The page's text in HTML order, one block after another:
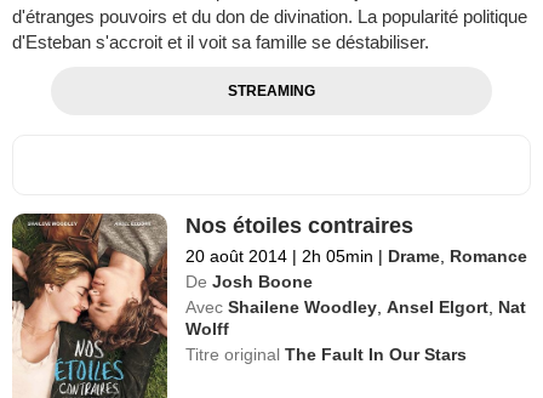
d'étranges pouvoirs et du don de divination. La popularité politique
d'Esteban s'accroit et il voit sa famille se déstabiliser.
STREAMING
Nos étoiles contraires
20 août 2014 | 2h 05min | Drame Romance
De Josh Boone
Avec Shailene Woodley ,Ansel Elgort Nat
Wolff
Titre originalThe Fault In Our Stars